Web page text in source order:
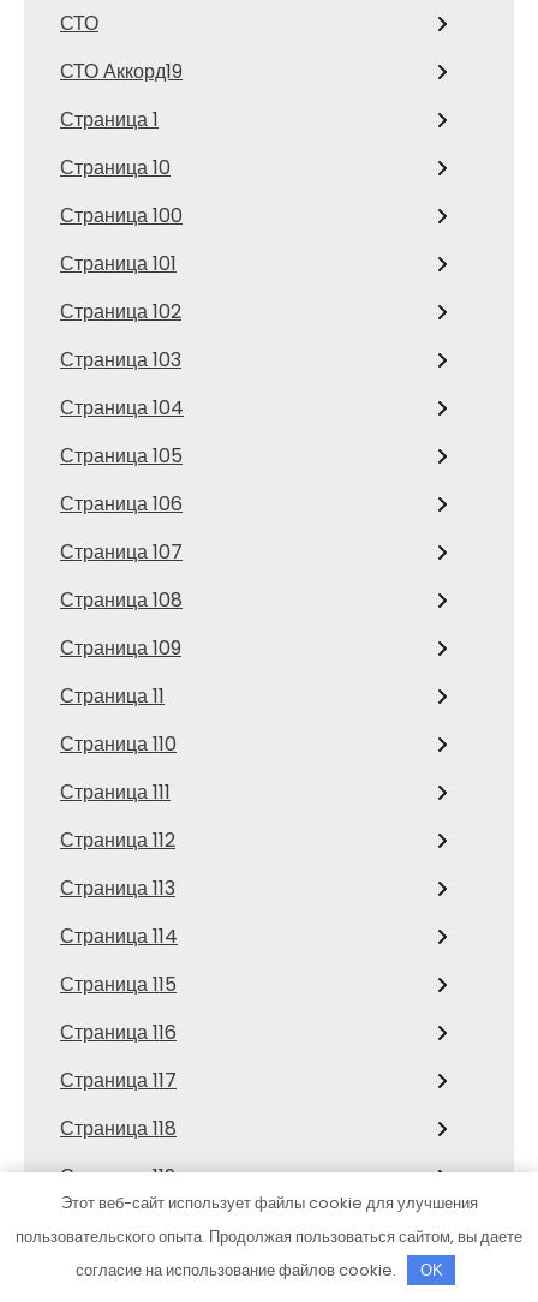
СТО
СТО Аккорд19
Страница 1
Страница 10
Страница 100
Страница 101
Страница 102
Страница 103
Страница 104
Страница 105
Страница 106
Страница 107
Страница 108
Страница 109
Страница 11
Страница 110
Страница 111
Страница 112
Страница 113
Страница 114
Страница 115
Страница 116
Страница 117
Страница 118
Страница 119
Страница 120
Этот веб-сайт использует файлы cookie для улучшения
пользовательского опыта. Продолжая пользоваться сайтом, вы даете
согласие на использование файлов cookie.
OK